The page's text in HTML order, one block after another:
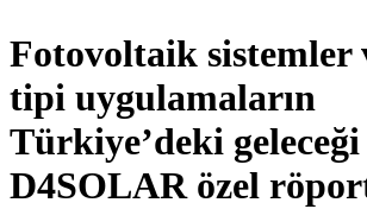
Fotovoltaik sistemler
tipi uygulamaların
Türkiye’deki geleceği
D4SOLAR özel